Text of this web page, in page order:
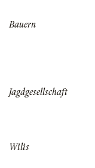
Bauern
Jagdgesellschaft
Wilis